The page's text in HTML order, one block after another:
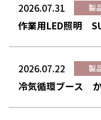
2026.07.31 製
作業用LED照明
2026.07.22 製
冷気循環ブース